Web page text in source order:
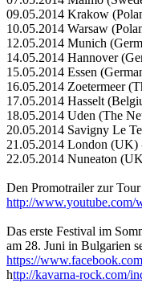
09.05.2014 Krakow
10.05.2014 Warsaw
12.05.2014 Munich
14.05.2014 Hannover
15.05.2014 Essen
16.05.2014 Zoetermeer
17.05.2014 Hasselt
18.05.2014 Uden (The
20.05.2014 Savigny Le
21.05.2014 London (UK)
22.05.2014 Nuneaton
Den Promotrailer zur
http://
Das erste Festival im
am 28. Juni in Bulgarien
https://
http://kavarna-rock.com/